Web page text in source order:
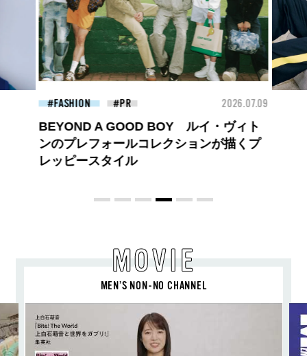
FASHION 2026.07.09
ロエベの新しい世界へようこそ。大胆な
コントラストとレイヤードの先に。装う
喜び、明るいスピリット
MOVIE
MEN’S NON-NO CHANNEL